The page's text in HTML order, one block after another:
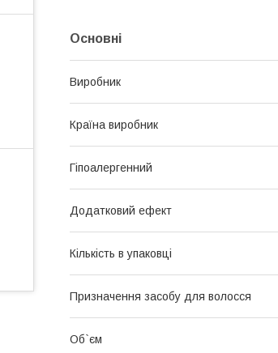
Основні
Виробник
Країна виробник
Гіпоалергенний
Додатковий ефект
Кількість в упаковці
Призначення засобу для волосся
Об`єм